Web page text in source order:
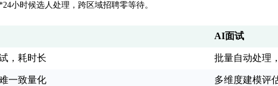
小时候选人处理，跨区域招聘零等待。
AI面试
，耗时长 批量自动处理
一致量化 多维度建模评